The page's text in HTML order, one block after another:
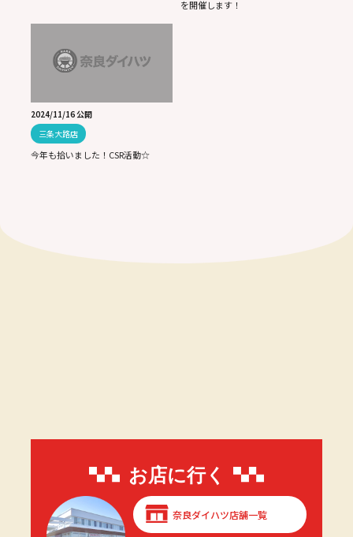
を開催します！
2024/11/16 公開
三条大路店
今年も拾いました！CSR活動☆
お店に行く
奈良ダイハツ店舗一覧